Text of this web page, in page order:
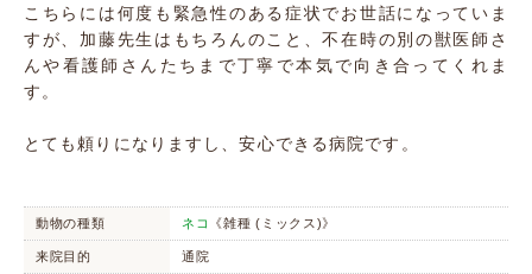
こちらには何度も緊急性のある症状でお世話になっていま
すが、加藤先生はもちろんのこと、不在時の別の獣医師さ
んや看護師さんたちまで丁寧で本気で向き合ってくれま
す。
とても頼りになりますし、安心できる病院です。
動物の種類 ネコ 《雑種 (ミックス)》
来院目的 通院